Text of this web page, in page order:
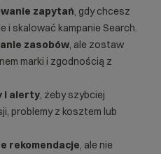
zapytań, gdy chcesz
i skalować kampanie Search.
zasobów, ale zostaw
marki i zgodnością z
i alerty, żeby szybciej
problemy z kosztem lub
rekomendacje, ale nie